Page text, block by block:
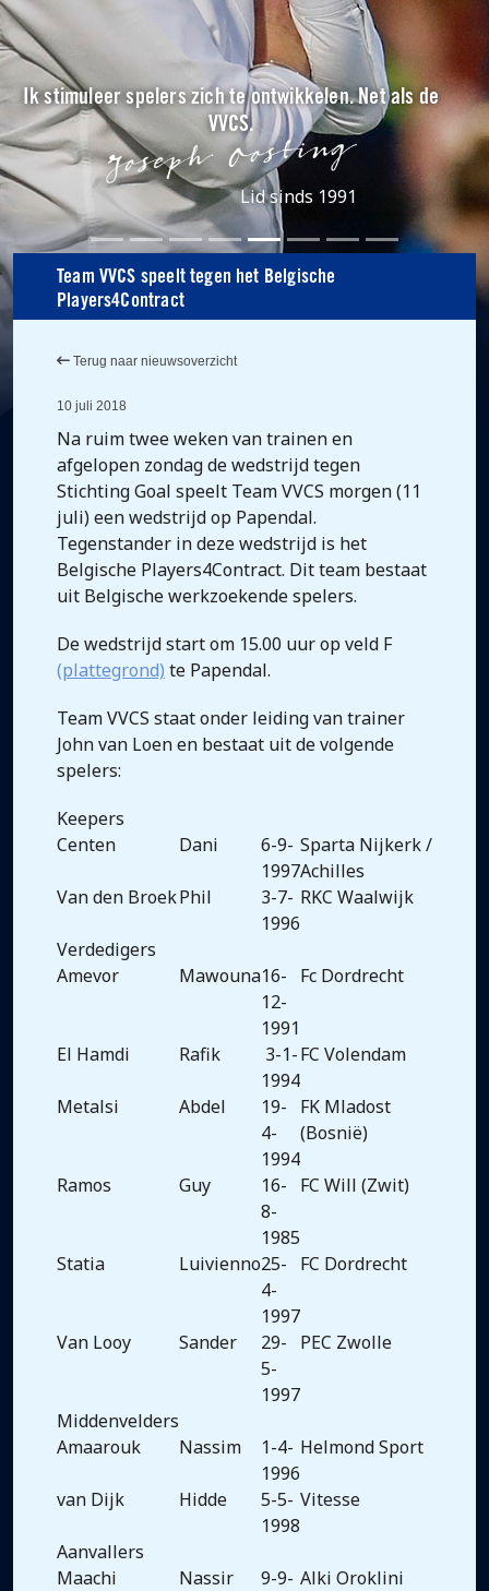
Ik stimuleer spelers zich te ontwikkelen. Net als de
VVCS.
Lid sinds 1991
Team VVCS speelt tegen het Belgische
Players4Contract
Terug naar nieuwsoverzicht
10 juli 2018
Na ruim twee weken van trainen en
afgelopen zondag de wedstrijd tegen
Stichting Goal speelt Team VVCS morgen (11
juli) een wedstrijd op Papendal.
Tegenstander in deze wedstrijd is het
Belgische Players4Contract. Dit team bestaat
uit Belgische werkzoekende spelers.
De wedstrijd start om 15.00 uur op veld F
(plattegrond) te Papendal.
Team VVCS staat onder leiding van trainer
John van Loen en bestaat uit de volgende
spelers:
Keepers
Centen
Dani
6-9-
1997
Sparta Nijkerk /
Achilles
Van den BroekPhil
3-7-
1996
RKC Waalwijk
Verdedigers
Amevor
Mawouna16-
12-
1991
Fc Dordrecht
El Hamdi Rafik
3-1-
1994
FC Volendam
Metalsi Abdel
19-
4-
1994
FK Mladost
(Bosnië)
Ramos Guy
16-
8-
1985
FC Will (Zwit)
Statia Luivienno25-
4-
1997
FC Dordrecht
Van Looy Sander
29-
5-
1997
PEC Zwolle
Middenvelders
Amaarouk
Nassim
1-4-
1996
Helmond Sport
van Dijk Hidde
5-5-
1998
Vitesse
Aanvallers
Maachi
Nassir
9-9- Alki Oroklini